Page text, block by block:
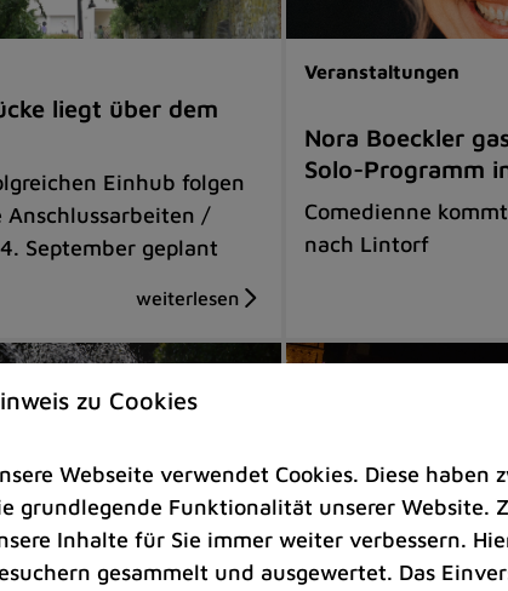
liegt über dem
Einhub folgen
Anschlussarbeiten /
September geplant
Veranstaltungen
Nora Boeckler
Solo-Programm
Comedienne
nach Lintorf
zu Cookies
Webseite verwendet Cookies. Diese
grundlegende Funktionalität unserer Website.
Inhalte für Sie immer weiter verbessern.
gesammelt und ausgewertet. Das